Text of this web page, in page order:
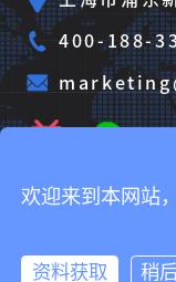
400-188-
欢迎来到本网站
资料获取 稍